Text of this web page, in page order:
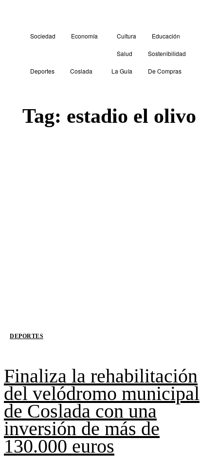
Sociedad Economía Cultura Educación
Salud Sostenibilidad
Deportes Coslada La Guía De Compras
Tag: estadio el olivo
DEPORTES
Finaliza la rehabilitación
del velódromo municipal
de Coslada con una
inversión de más de
130.000 euros